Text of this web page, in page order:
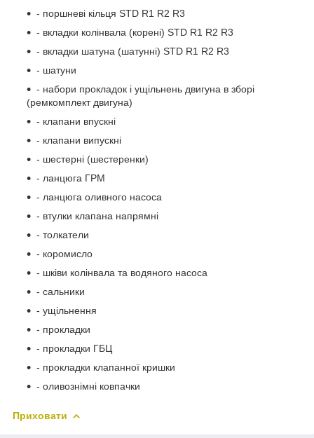
- поршневі кільця STD R1 R2 R3
- вкладки колінвала (корені) STD R1 R2 R3
- вкладки шатуна (шатунні) STD R1 R2 R3
- шатуни
- набори прокладок і ущільнень двигуна в зборі
(ремкомплект двигуна)
- клапани впускні
- клапани випускні
- шестерні (шестеренки)
- ланцюга ГРМ
- ланцюга оливного насоса
- втулки клапана напрямні
- толкатели
- коромисло
- шківи колінвала та водяного насоса
- сальники
- ущільнення
- прокладки
- прокладки ГБЦ
- прокладки клапанної кришки
- оливознімні ковпачки
Приховати